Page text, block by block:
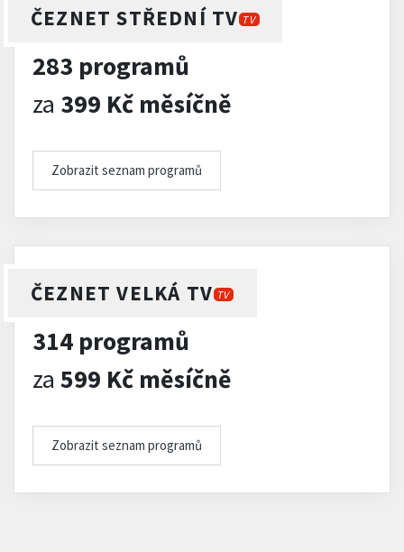
ČEZNET STŘEDNÍ TV TV
283 programů
za 399 Kč měsíčně
Zobrazit seznam programů
ČEZNET VELKÁ TV TV
314 programů
za 599 Kč měsíčně
Zobrazit seznam programů